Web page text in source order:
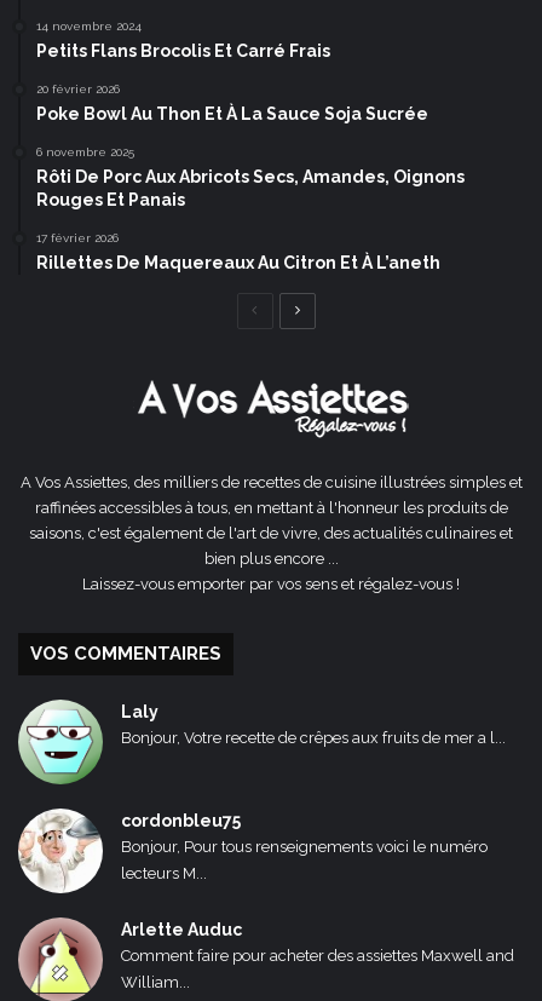
14 novembre 2024
Petits Flans Brocolis Et Carré Frais
20 février 2026
Poke Bowl Au Thon Et À La Sauce Soja Sucrée
6 novembre 2025
Rôti De Porc Aux Abricots Secs, Amandes, Oignons
Rouges Et Panais
17 février 2026
Rillettes De Maquereaux Au Citron Et À L’aneth
Page
A Vos Assiettes, des milliers de recettes de cuisine illustrées simples et
raffinées accessibles à tous, en mettant à l'honneur les produits de
saisons, c'est également de l'art de vivre, des actualités culinaires et
bien plus encore ...
Laissez-vous emporter par vos sens et régalez-vous !
VOS COMMENTAIRES
Laly
Bonjour, Votre recette de crêpes aux fruits de mer a l...
cordonbleu75
Bonjour, Pour tous renseignements voici le numéro
lecteurs M...
Arlette Auduc
Comment faire pour acheter des assiettes Maxwell and
William...